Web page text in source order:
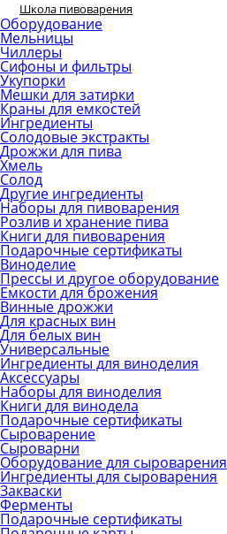
Школа пивоварения
Оборудование
Мельницы
Чиллеры
Сифоны и фильтры
Укупорки
Мешки для затирки
Краны для емкостей
Ингредиенты
Солодовые экстракты
Дрожжи для пива
Хмель
Солод
Другие ингредиенты
Наборы для пивоварения
Розлив и хранение пива
Книги для пивоварения
Подарочные сертификаты
Виноделие
Прессы и другое оборудование
Емкости для брожения
Винные дрожжи
Для красных вин
Для белых вин
Универсальные
Ингредиенты для виноделия
Аксессуары
Наборы для виноделия
Книги для винодела
Подарочные сертификаты
Сыроварение
Сыроварни
Оборудование для сыроварения
Ингредиенты для сыроварения
Закваски
Ферменты
Подарочные сертификаты